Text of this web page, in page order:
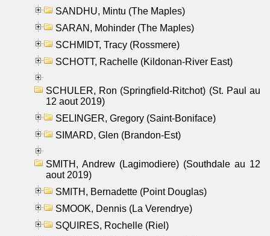
SANDHU, Mintu (The Maples)
SARAN, Mohinder (The Maples)
SCHMIDT, Tracy (Rossmere)
SCHOTT, Rachelle (Kildonan-River East)
SCHULER, Ron (Springfield-Ritchot) (St. Paul au
12 aout 2019)
SELINGER, Gregory (Saint-Boniface)
SIMARD, Glen (Brandon-Est)
SMITH, Andrew (Lagimodiere) (Southdale au 12
aout 2019)
SMITH, Bernadette (Point Douglas)
SMOOK, Dennis (La Verendrye)
SQUIRES, Rochelle (Riel)